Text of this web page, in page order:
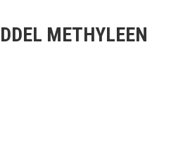
METHYLEEN